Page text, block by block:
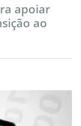
apoiar
ao